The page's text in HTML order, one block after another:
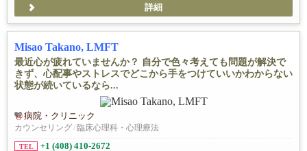
詳細
Misao Takano, LMFT
最近心が疲れていませんか？ 自分で色々考えても問題が解決で
きず、心配事やストレスでどこから手をつけていいかわからない
状態が続いているなら...
病院・クリニック
カウンセリング/臨床心理科・心理療法
TEL +1 (408) 410-2672